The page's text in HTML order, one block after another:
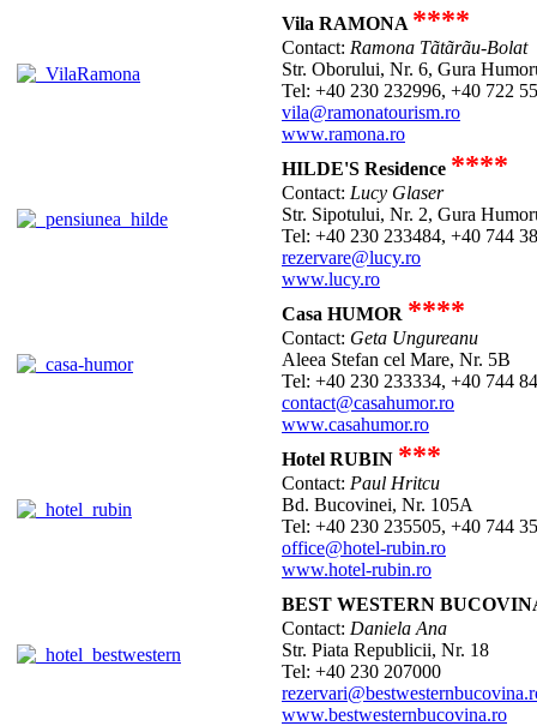
Vila RAMONA ****
Contact: Ramona Tãtãrãu-Bolat
Str. Oborului, Nr. 6, Gura
Tel: +40 230 232996, +40 722
vila@ramonatourism.ro
www.ramona.ro
HILDE'S Residence ****
Contact: Lucy Glaser
Str. Sipotului, Nr. 2, Gura
Tel: +40 230 233484, +40 744
rezervare@lucy.ro
www.lucy.ro
Casa HUMOR ****
Contact: Geta Ungureanu
Aleea Stefan cel Mare, Nr. 5B
Tel: +40 230 233334, +40 744
contact@casahumor.ro
www.casahumor.ro
Hotel RUBIN ***
Contact: Paul Hritcu
Bd. Bucovinei, Nr. 105A
Tel: +40 230 235505, +40 744
office@hotel-rubin.ro
www.hotel-rubin.ro
BEST WESTERN
Contact: Daniela Ana
Str. Piata Republicii, Nr. 18
Tel: +40 230 207000
www.bestwesternbucovina.ro